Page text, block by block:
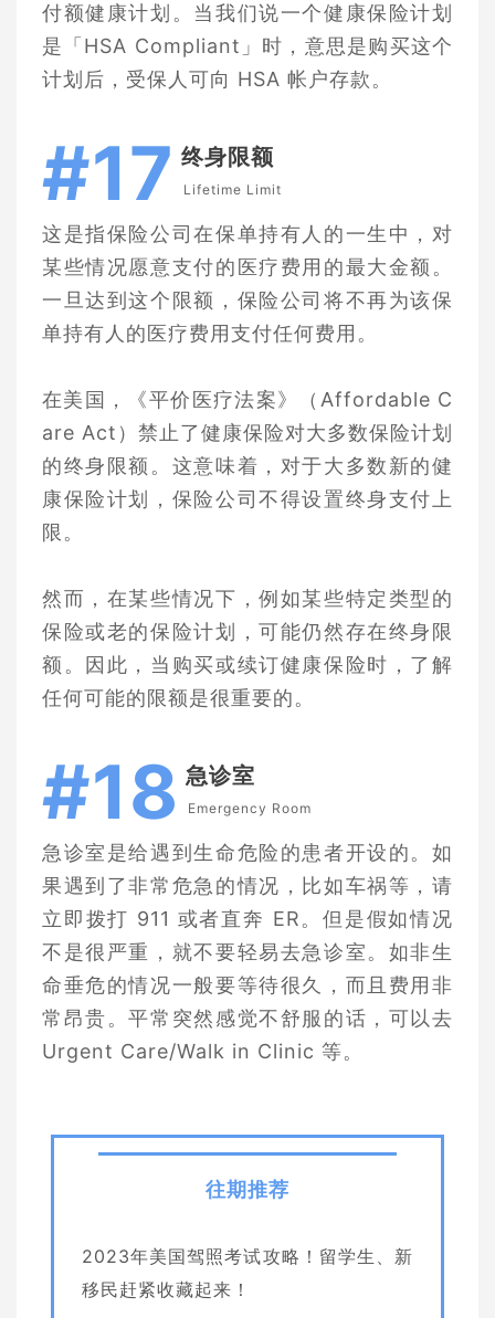
付额健康计划。当我们说一个健康保险计划
是「HSA Compliant」时，意思是购买这个
计划后，受保人可向 HSA 帐户存款。
#17 终身限额
Lifetime Limit
这是指保险公司在保单持有人的一生中，对
某些情况愿意支付的医疗费用的最大金额。
一旦达到这个限额，保险公司将不再为该保
单持有人的医疗费用支付任何费用。
在美国，《平价医疗法案》（Affordable C
are Act）禁止了健康保险对大多数保险计划
的终身限额。这意味着，对于大多数新的健
康保险计划，保险公司不得设置终身支付上
限。
然而，在某些情况下，例如某些特定类型的
保险或老的保险计划，可能仍然存在终身限
额。因此，当购买或续订健康保险时，了解
任何可能的限额是很重要的。
#18 急诊室
Emergency Room
急诊室是给遇到生命危险的患者开设的。如
果遇到了非常危急的情况，比如车祸等，请
立即拨打 911 或者直奔 ER。但是假如情况
不是很严重，就不要轻易去急诊室。如非生
命垂危的情况一般要等待很久，而且费用非
常昂贵。平常突然感觉不舒服的话，可以去
Urgent Care/Walk in Clinic 等。
往期推荐
2023年美国驾照考试攻略！留学生、新
移民赶紧收藏起来！